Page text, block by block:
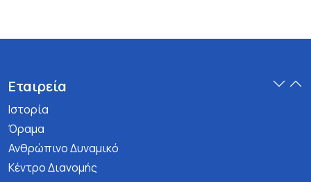
Εταιρεία
Ιστορία
Όραμα
Ανθρώπινο Δυναμικό
Κέντρο Διανομής